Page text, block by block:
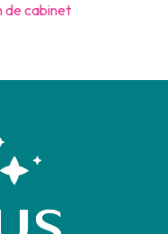
de cabinet